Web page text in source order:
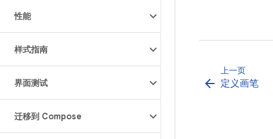
性能
样式指南
界面测试
迁移到 Compose
上一页
arrow_back 定义画笔